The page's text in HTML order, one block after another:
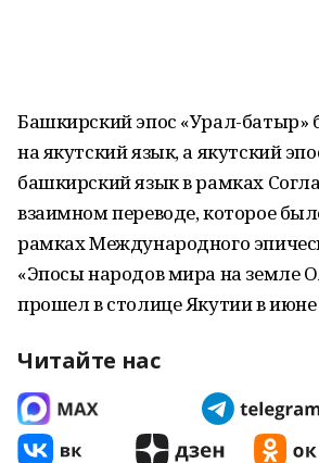
Башкирский эпос «Урал-батыр»
на якутский язык, а якутский
башкирский язык в рамках
взаимном переводе, которое
рамках Международного
«Эпосы народов мира на земле
прошел в столице Якутии в июне
Читайте нас